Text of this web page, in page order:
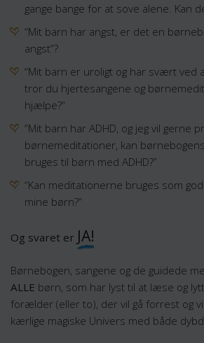
gange bange for at sove alene. Kan
“Mit barn har angst, er det en
angst”?
“Mit barn er uroligt og har svært ved
tror du hjertesangene og
hjælpe?”
“Mit barn har ADHD, og jeg vil gerne
børnemeditationer, kan
bruges til børn med ADHD?”
“Kan meditationerne bruges som
mine børn?”
Og svaret er JA!
Børnebogen, sangene og de guidede
ALLE børn, som har lyst til at læse og
forælder (eller to), der vil gå forrest og
kærlige magiske Univers med både